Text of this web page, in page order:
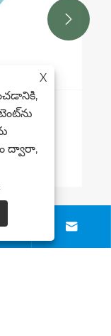
కోసం


X
ద్వారా,